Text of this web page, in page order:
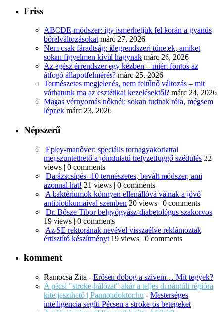
Friss
ABCDE‑módszer: így ismerhetjük fel korán a gyanús
bőrelváltozásokat márc 27, 2026
Nem csak fáradtság: idegrendszeri tünetek, amiket
sokan figyelmen kívül hagynak márc 26, 2026
Az egész érrendszer egy kézben – miért fontos az
átfogó állapotfelmérés? márc 25, 2026
Természetes megjelenés, nem feltűnő változás – mit
várhatunk ma az esztétikai kezelésektől? márc 24, 2026
Magas vérnyomás nőknél: sokan tudnak róla, mégsem
lépnek márc 23, 2026
Népszerű
Epley-manőver: speciális tornagyakorlattal
megszüntethető a jóindulatú helyzetfüggő szédülés 22
views | 0 comments
Darázscsípés -10 természetes, bevált módszer, ami
azonnal hat! 21 views | 0 comments
A baktériumok könnyen ellenállóvá válnak a jövő
antibiotikumaival szemben 20 views | 0 comments
Dr. Bősze Tibor belgyógyász-diabetológus szakorvos
19 views | 0 comments
Az SE rektorának nevével visszaélve reklámoztak
értisztító készítményt 19 views | 0 comments
komment
Ramocsa Zita - Erősen dobog a szívem… Mit tegyek?
A pécsi "stroke-hálózat" akár a teljes dunántúli régióra
kiterjeszthető | Pannondoktor.hu - Mesterséges
intelligencia segíti Pécsen a stroke-os betegeket